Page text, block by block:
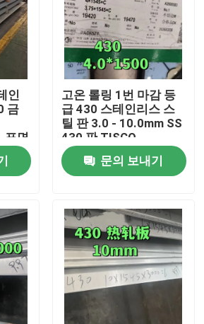
인
금
표면
고온 롤링 1번 마감 등
급 430 스테인리스 스
틸 판 3.0 - 10.0mm SS
430 판 TISCO
문의 보내기